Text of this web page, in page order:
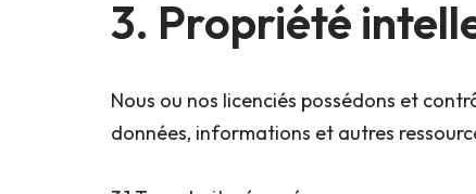
3. Propriété
Nous ou nos licenciés possédons et
données, informations et autres